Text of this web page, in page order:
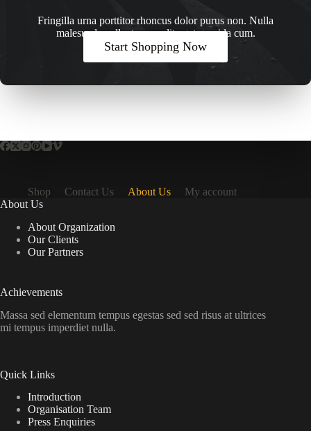
Fringilla urna porttitor rhoncus dolor purus non. Nulla
malesuada pellentesque elit eget gravida cum.
Start Shopping Now
Shop Contact Us About Us
My account
About Us
About Organization
Our Clients
Our Partners
Achievements
Massa sed elementum tempus egestas sed sed risus at ultrices
mi tempus imperdiet nulla.
Quick Links
Introduction
Organisation Team
Press Enquiries